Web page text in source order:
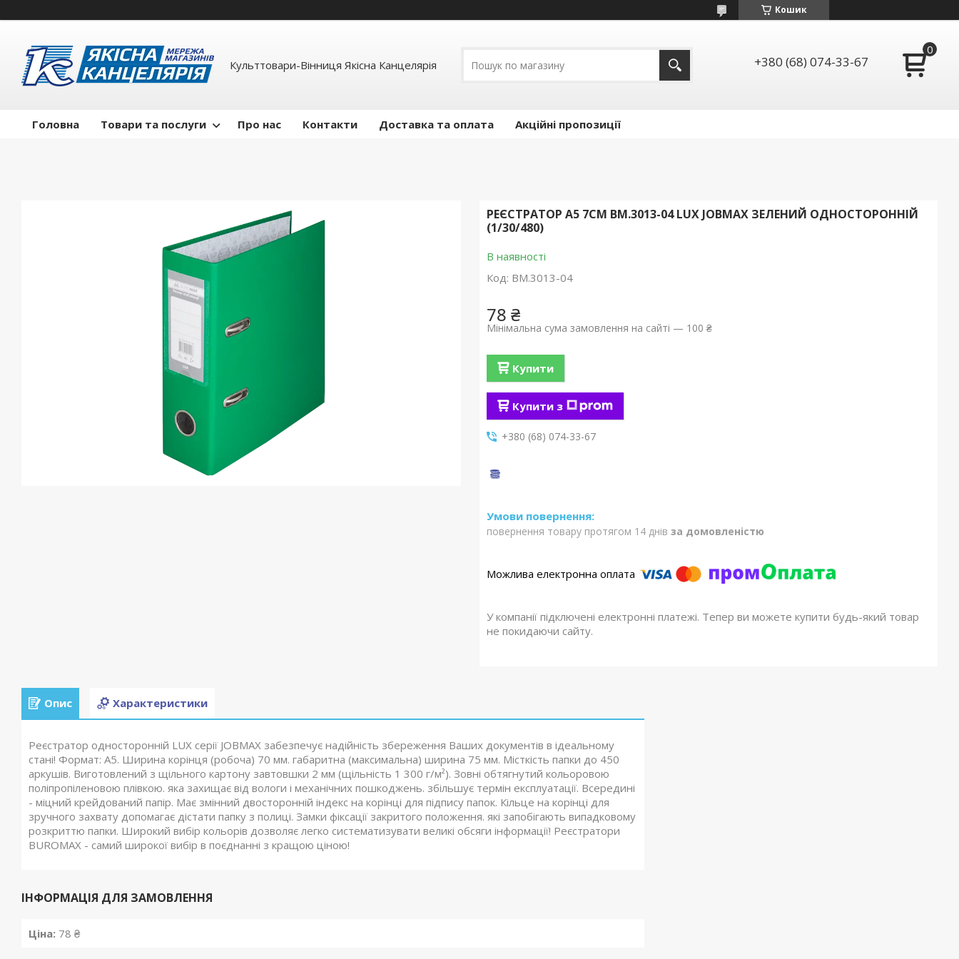
Кошик
Культтовари-Вінниця Якісна Канцелярія +380 (68) 074-33-67
Головна Товари та послуги Про нас Контакти Доставка та оплата Акційні пропозиції
РЕЄСТРАТОР А5 7СМ BM.3013-04 LUX JOBMAX ЗЕЛЕНИЙ ОДНОСТОРОННІЙ
(1/30/480)
В наявності
Код: BM.3013-04
78 ₴
Мінімальна сума замовлення на сайті — 100 ₴
Купити
Купити з
+380 (68) 074-33-67
повернення товару протягом 14 днів за домовленістю
У компанії підключені електронні платежі. Тепер ви можете купити будь-який товар
не покидаючи сайту.
Опис Характеристики
Реєстратор односторонній LUX серії JOBMAX забезпечує надійність збереження Ваших документів в ідеальному
стані! Формат: А5. Ширина корінця (робоча) 70 мм. габаритна (максимальна) ширина 75 мм. Місткість папки до 450
аркушів. Виготовлений з щільного картону завтовшки 2 мм (щільність 1 300 г/м²). Зовні обтягнутий кольоровою
поліпропіленовою плівкою. яка захищає від вологи і механічних пошкоджень. збільшує термін експлуатації. Всередині
- міцний крейдований папір. Має змінний двосторонній індекс на корінці для підпису папок. Кільце на корінці для
зручного захвату допомагає дістати папку з полиці. Замки фіксації закритого положення. які запобігають випадковому
розкриттю папки. Широкий вибір кольорів дозволяє легко систематизувати великі обсяги інформації! Реєстратори
BUROMAX - самий широкої вибір в поєднанні з кращою ціною!
ІНФОРМАЦІЯ ДЛЯ ЗАМОВЛЕННЯ
Ціна: 78 ₴